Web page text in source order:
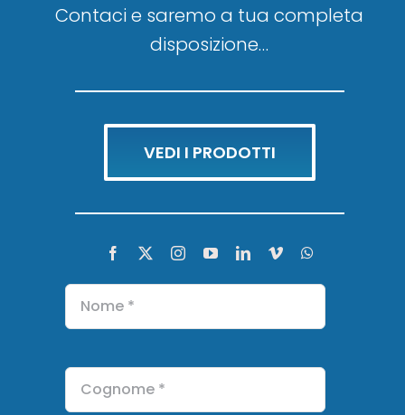
Contaci e saremo a tua completa
disposizione…
VEDI I PRODOTTI